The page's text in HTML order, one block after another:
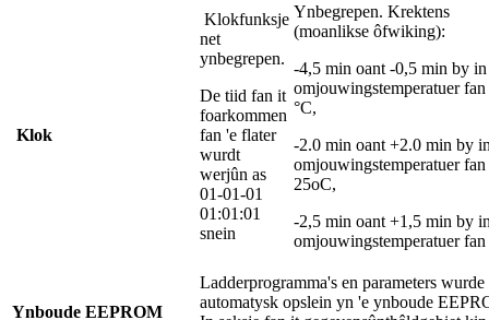
Klok
Klokfunksje
net
ynbegrepen.
De tiid fan it
foarkommen
fan 'e flater
wurdt
werjûn as
01-01-01
01:01:01
snein
Ynbegrepen. Krektens
(moanlikse ôfwiking):
-4,5 min oant -0,5 min by in
omjouwingstemperatuer
°C,
-2.0 min oant +2.0 min by
omjouwingstemperatuer fan
25oC,
-2,5 min oant +1,5 min by
omjouwingstemperatuer fan
Ynboude EEPROM
Ladderprogramma's en parameters wurde
automatysk opslein yn 'e ynboude